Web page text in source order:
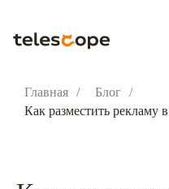
Главная / Блог
/
Как разместить рекламу